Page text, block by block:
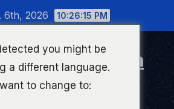
6th, 2026 10:26:16 PM
Bad Kreuznach
für Bad Kreuznach
you might be
a different language.
to change to: